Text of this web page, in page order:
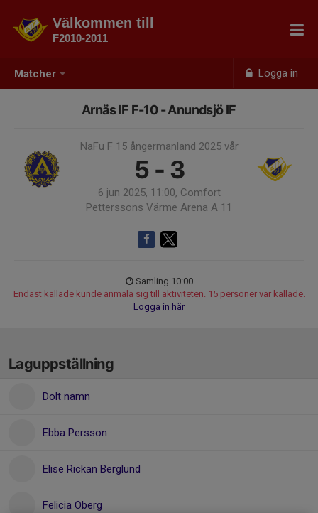
Matcher Logga in
Välkommen till
F2010-2011
Arnäs IF F-10 - Anundsjö IF
NaFu F 15 ångermanland 2025 vår
5 - 3
6 jun 2025, 11:00, Comfort
Petterssons Värme Arena A 11
Samling 10:00
Endast kallade kunde anmäla sig till aktiviteten. 15 personer var kallade.
Logga in här
Laguppställning
Dolt namn
Ebba Persson
Elise Rickan Berglund
Felicia Öberg